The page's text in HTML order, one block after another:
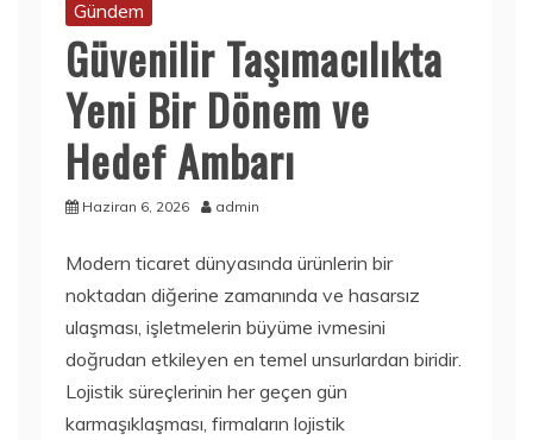
Gündem
Güvenilir Taşımacılıkta
Yeni Bir Dönem ve
Hedef Ambarı
Haziran 6, 2026 admin
Modern ticaret dünyasında ürünlerin bir
noktadan diğerine zamanında ve hasarsız
ulaşması, işletmelerin büyüme ivmesini
doğrudan etkileyen en temel unsurlardan biridir.
Lojistik süreçlerinin her geçen gün
karmaşıklaşması, firmaların lojistik